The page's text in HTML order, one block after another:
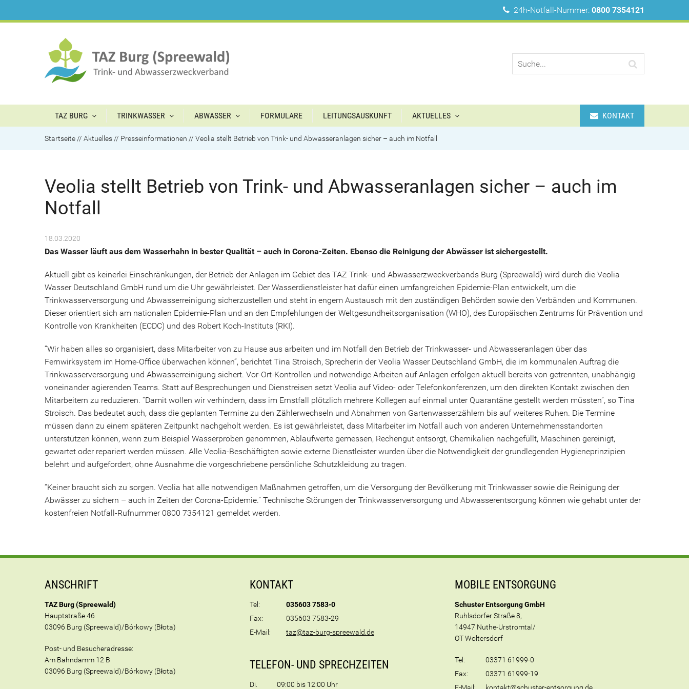
24h-Notfall-Nummer: 0800 7354121
TAZ BURG TRINKWASSER ABWASSER FORMULARE LEITUNGSAUSKUNFT AKTUELLES KONTAKT
Startseite // Aktuelles // Presseinformationen // Veolia stellt Betrieb von Trink- und Abwasseranlagen sicher – auch im Notfall
Veolia stellt Betrieb von Trink- und Abwasseranlagen sicher – auch im
Notfall
18.03.2020
Das Wasser läuft aus dem Wasserhahn in bester Qualität – auch in Corona-Zeiten. Ebenso die Reinigung der Abwässer ist sichergestellt.
Aktuell gibt es keinerlei Einschränkungen, der Betrieb der Anlagen im Gebiet des TAZ Trink- und Abwasserzweckverbands Burg (Spreewald) wird durch die Veolia
Wasser Deutschland GmbH rund um die Uhr gewährleistet. Der Wasserdienstleister hat dafür einen umfangreichen Epidemie-Plan entwickelt, um die
Trinkwasserversorgung und Abwasserreinigung sicherzustellen und steht in engem Austausch mit den zuständigen Behörden sowie den Verbänden und Kommunen.
Dieser orientiert sich am nationalen Epidemie-Plan und an den Empfehlungen der Weltgesundheitsorganisation (WHO), des Europäischen Zentrums für Prävention und
Kontrolle von Krankheiten (ECDC) und des Robert Koch-Instituts (RKI).
“Wir haben alles so organisiert, dass Mitarbeiter von zu Hause aus arbeiten und im Notfall den Betrieb der Trinkwasser- und Abwasseranlagen über das
Fernwirksystem im Home-Office überwachen können”, berichtet Tina Stroisch, Sprecherin der Veolia Wasser Deutschland GmbH, die im kommunalen Auftrag die
Trinkwasserversorgung und Abwasserreinigung sichert. Vor-Ort-Kontrollen und notwendige Arbeiten auf Anlagen erfolgen aktuell bereits von getrennten, unabhängig
voneinander agierenden Teams. Statt auf Besprechungen und Dienstreisen setzt Veolia auf Video- oder Telefonkonferenzen, um den direkten Kontakt zwischen den
Mitarbeitern zu reduzieren. “Damit wollen wir verhindern, dass im Ernstfall plötzlich mehrere Kollegen auf einmal unter Quarantäne gestellt werden müssten”, so Tina
Stroisch. Das bedeutet auch, dass die geplanten Termine zu den Zählerwechseln und Abnahmen von Gartenwasserzählern bis auf weiteres Ruhen. Die Termine
müssen dann zu einem späteren Zeitpunkt nachgeholt werden. Es ist gewährleistet, dass Mitarbeiter im Notfall auch von anderen Unternehmensstandorten
unterstützen können, wenn zum Beispiel Wasserproben genommen, Ablaufwerte gemessen, Rechengut entsorgt, Chemikalien nachgefüllt, Maschinen gereinigt,
gewartet oder repariert werden müssen. Alle Veolia-Beschäftigten sowie externe Dienstleister wurden über die Notwendigkeit der grundlegenden Hygieneprinzipien
belehrt und aufgefordert, ohne Ausnahme die vorgeschriebene persönliche Schutzkleidung zu tragen.
“Keiner braucht sich zu sorgen. Veolia hat alle notwendigen Maßnahmen getroffen, um die Versorgung der Bevölkerung mit Trinkwasser sowie die Reinigung der
Abwässer zu sichern – auch in Zeiten der Corona-Epidemie.” Technische Störungen der Trinkwasserversorgung und Abwasserentsorgung können wie gehabt unter der
kostenfreien Notfall-Rufnummer 0800 7354121 gemeldet werden.
ANSCHRIFT
TAZ Burg (Spreewald)
Hauptstraße 46
03096 Burg (Spreewald)/Bórkowy (Błota)
Post- und Besucheradresse:
Am Bahndamm 12 B
03096 Burg (Spreewald)/Bórkowy (Błota)
KONTAKT
Tel:
035603 7583-0
Fax:
035603 7583-29
E-Mail:
taz@taz-burg-spreewald.de
TELEFON- UND SPRECHZEITEN
Di. 09:00 bis 12:00 Uhr
MOBILE ENTSORGUNG
Schuster Entsorgung GmbH
Ruhlsdorfer Straße 8,
14947 Nuthe-Urstromtal/
OT Woltersdorf
Tel:
03371 61999-0
Fax:
03371 61999-19